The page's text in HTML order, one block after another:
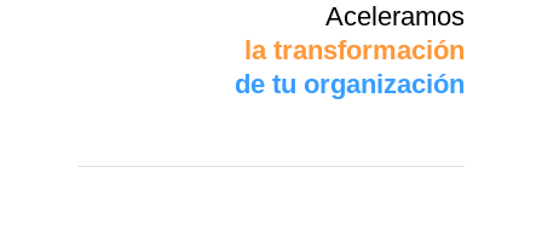
Aceleramos
la transformación
de tu organización